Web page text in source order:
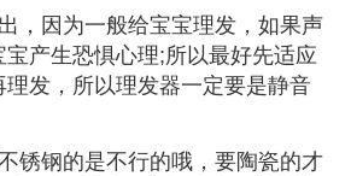
，因为一般给宝宝理发，如果声
产生恐惧心理;所以最好先适应
发，所以理发器一定要是静音
锈钢的是不行的哦，要陶瓷的才